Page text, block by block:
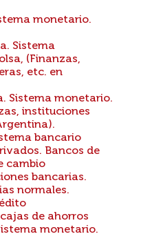
monetario.
Sistema
(Finanzas,
etc. en
Sistema monetario.
instituciones
bancario
Bancos de
cambio
bancarias.
normales.
de ahorros
monetario.